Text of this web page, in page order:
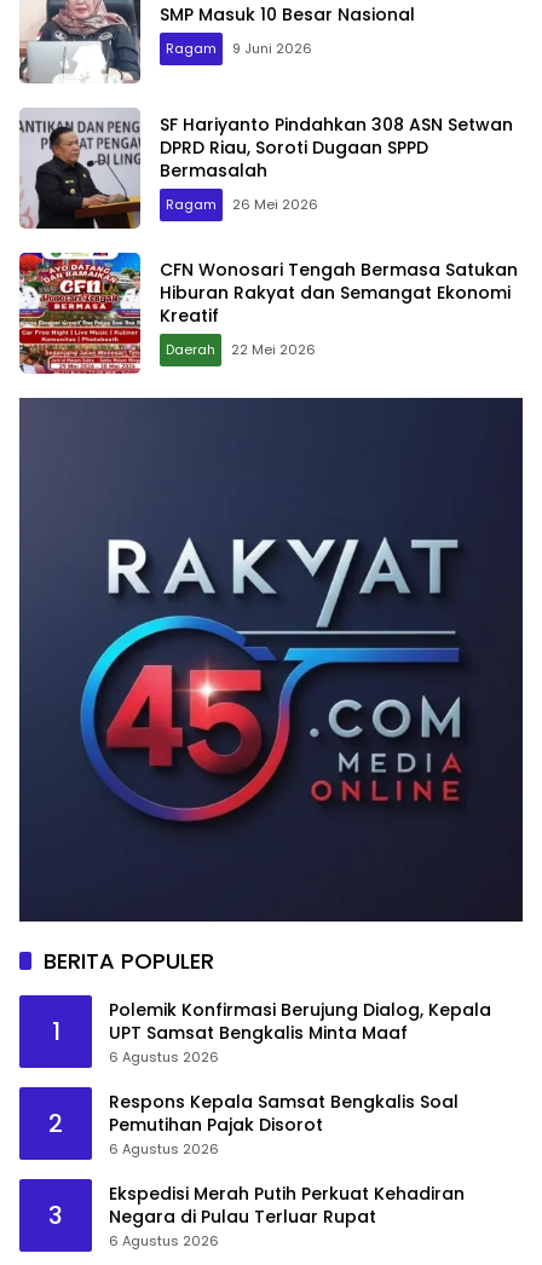
SMP Masuk 10 Besar Nasional
Ragam 9 Juni 2026
SF Hariyanto Pindahkan 308 ASN Setwan
DPRD Riau, Soroti Dugaan SPPD
Bermasalah
Ragam 26 Mei 2026
CFN Wonosari Tengah Bermasa Satukan
Hiburan Rakyat dan Semangat Ekonomi
Kreatif
Daerah 22 Mei 2026
BERITA POPULER
1
Polemik Konfirmasi Berujung Dialog, Kepala
UPT Samsat Bengkalis Minta Maaf
6 Agustus 2026
2
Respons Kepala Samsat Bengkalis Soal
Pemutihan Pajak Disorot
6 Agustus 2026
3
Ekspedisi Merah Putih Perkuat Kehadiran
Negara di Pulau Terluar Rupat
6 Agustus 2026